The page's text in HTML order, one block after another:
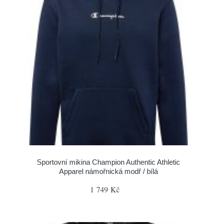
Sportovní mikina Champion Authentic Athletic
Apparel námořnická modř / bílá
1 749 Kč